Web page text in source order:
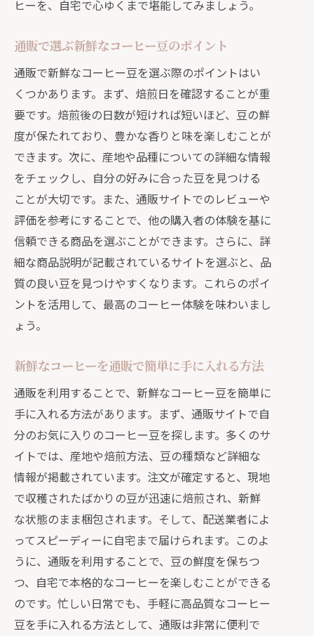
ヒーを、自宅で心ゆくまで堪能してみましょう。
通販で選ぶ新鮮なコーヒー豆のポイント
通販で新鮮なコーヒー豆を選ぶ際のポイントはい
くつかあります。まず、焙煎日を確認することが重
要です。焙煎後の日数が短ければ短いほど、豆の鮮
度が保たれており、豊かな香りと味を楽しむことが
できます。次に、産地や品種についての詳細な情報
をチェックし、自分の好みに合った豆を見つける
ことが大切です。また、通販サイトでのレビューや
評価を参考にすることで、他の購入者の体験を基に
信頼できる商品を選ぶことができます。さらに、詳
細な商品説明が記載されているサイトを選ぶと、品
質の良い豆を見つけやすくなります。これらのポイ
ントを活用して、最高のコーヒー体験を味わいまし
ょう。
新鮮なコーヒーを通販で簡単に手に入れる方法
通販を利用することで、新鮮なコーヒー豆を簡単に
手に入れる方法があります。まず、通販サイトで自
分のお気に入りのコーヒー豆を探します。多くのサ
イトでは、産地や焙煎方法、豆の種類など詳細な
情報が掲載されています。注文が確定すると、現地
で収穫されたばかりの豆が迅速に焙煎され、新鮮
な状態のまま梱包されます。そして、配送業者によ
ってスピーディーに自宅まで届けられます。このよ
うに、通販を利用することで、豆の鮮度を保ちつ
つ、自宅で本格的なコーヒーを楽しむことができる
のです。忙しい日常でも、手軽に高品質なコーヒー
豆を手に入れる方法として、通販は非常に便利で